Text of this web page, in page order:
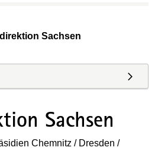
Sachsen
Sachsen
Chemnitz / Dresden /